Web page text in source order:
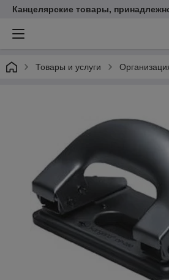
Канцелярские товары,
Товары и услуги